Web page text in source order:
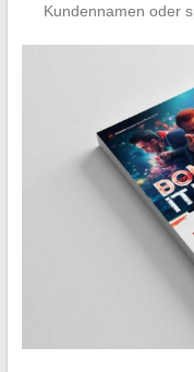
Kundennamen oder